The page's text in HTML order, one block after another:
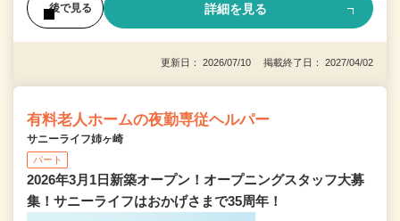
後で見る 詳細を見る
更新日： 2026/07/10 掲載終了日： 2027/04/02
有料老人ホームの夜勤専従ヘルパー
サニーライフ姉ヶ崎
パート
2026年3月1日新築オープン！オープニングスタッフ大募
集！サニーライフはおかげさまで35周年！